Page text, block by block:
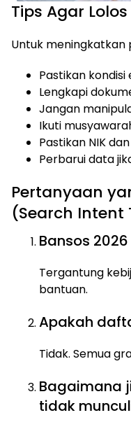
Tips Agar
Untuk meningkatkan
Pastikan
Lengkapi
Jangan
Ikuti
Pastikan NIK
Perbarui data
Pertanyaan
(Search Intent
Bansos
Tergantung
bantuan.
Apakah
Tidak. Semua
Bagaimana
tidak